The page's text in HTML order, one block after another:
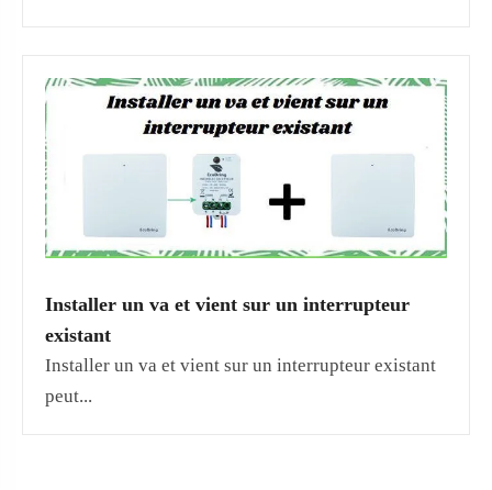
Installer un va et vient sur un interrupteur
existant
Installer un va et vient sur un interrupteur existant
peut...